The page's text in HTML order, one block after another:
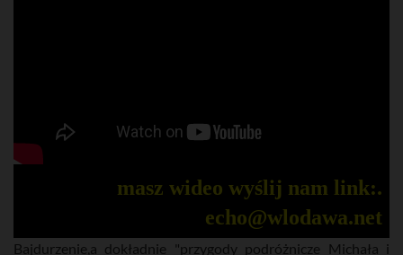
masz wideo wyślij nam link:.
echo@wlodawa.net
Bajdurzenie,a dokładnie "przygody podróżnicze Michała i